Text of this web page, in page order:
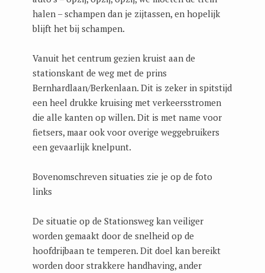
halen – schampen dan je zijtassen, en hopelijk
blijft het bij schampen.
Vanuit het centrum gezien kruist aan de
stationskant de weg met de prins
Bernhardlaan/Berkenlaan. Dit is zeker in spitstijd
een heel drukke kruising met verkeersstromen
die alle kanten op willen. Dit is met name voor
fietsers, maar ook voor overige weggebruikers
een gevaarlijk knelpunt.
Bovenomschreven situaties zie je op de foto
links
De situatie op de Stationsweg kan veiliger
worden gemaakt door de snelheid op de
hoofdrijbaan te temperen. Dit doel kan bereikt
worden door strakkere handhaving, ander